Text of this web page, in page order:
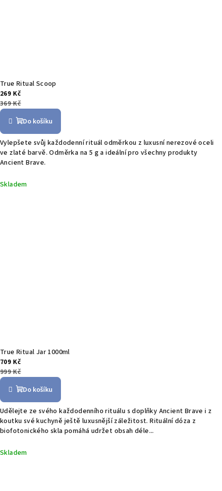
True Ritual Scoop
269 Kč
369 Kč
Do košíku
Vylepšete svůj každodenní rituál odměrkou z luxusní nerezové oceli
ve zlaté barvě. Odměrka na 5 g a ideální pro všechny produkty
Ancient Brave.
Skladem
True Ritual Jar 1000ml
709 Kč
999 Kč
Do košíku
Udělejte ze svého každodenního rituálu s doplňky Ancient Brave i z
koutku své kuchyně ještě luxusnější záležitost. Rituální dóza z
biofotonického skla pomáhá udržet obsah déle...
Skladem